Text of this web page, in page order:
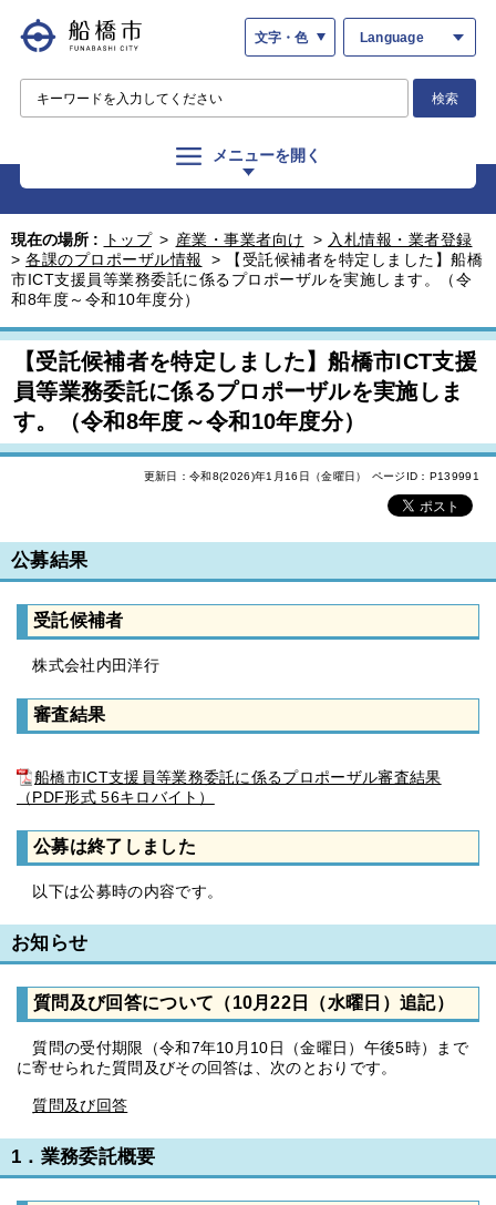
文字・色 Language
検索
メニューを開く
現在の場所 : トップ > 産業・事業者向け > 入札情報・業者登録
> 各課のプロポーザル情報 >
【受託候補者を特定しました】船橋
市ICT支援員等業務委託に係るプロポーザルを実施します。（令
和8年度～令和10年度分）
【受託候補者を特定しました】船橋市ICT支援
員等業務委託に係るプロポーザルを実施しま
す。（令和8年度～令和10年度分）
更新日：令和8(2026)年1月16日（金曜日） ページID：P139991
公募結果
受託候補者
株式会社内田洋行
審査結果
船橋市ICT支援員等業務委託に係るプロポーザル審査結果
（PDF形式 56キロバイト）
公募は終了しました
以下は公募時の内容です。
お知らせ
質問及び回答について（10月22日（水曜日）追記）
質問の受付期限（令和7年10月10日（金曜日）午後5時）まで
に寄せられた質問及びその回答は、次のとおりです。
質問及び回答
1．業務委託概要